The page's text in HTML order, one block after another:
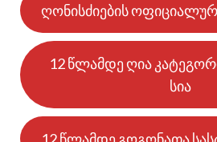
ღონისძიების
12 წლამდე ღია
სია